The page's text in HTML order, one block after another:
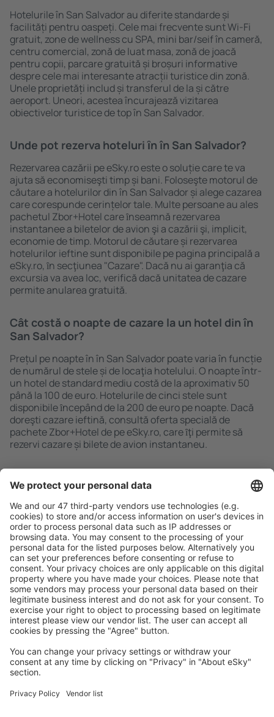
Hotelurile în San Salvador au diferite standarde și
facilități pentru oaspeți. Cele mai frecvente sunt Wi-Fi
gratuit, zone de wellness cu SPA, mini bar/seif în cameră,
centru comercial, zonă de luat masa, zonă de joacă
pentru copii, parcare gratuită și broșuri informative
despre cele mai interesante atracții turistice din zonă.
Unele proprietăți includ și transferul de la și către
aeroport. Uneori, acestea încurajează vizitarea
obiectivelor turistice de top în San Salvador.
Unde pot rezerva hoteluri ȋn în San Salvador?
Rezervarea cazării pe eSky.ro este o soluție care te va
ajuta să economiseşti timp și bani. Foloseşte motorul de
căutare a hotelurilor din în San Salvador și alege cazarea
care corespunde cerințelor tale. Multe persoane au ales
pachetul Zbor+Hotel care ȋnseamnă rezervarea
instantanee a biletelor de avion şi a cazării şi, implicit,
economie de timp. Motorul de căutare și rezervarea
hotelurilor ieftine sunt disponibile pe pagina principală a
eSky.ro, ȋn secţiunea "Cazare". Dacă nu ai garanţia că
excursia va avea loc, verifică dacă unitatea de cazare
permite anularea gratuită.
Cât costă o noapte de cazare la un hotel din în
San Salvador?
Prețul pe noapte în în San Salvador poate varia în funcție
de numărul de stele și de locaţia hotelului. O noapte într-
un hotel de standard mediu costă de la aproximativ 50
până la 100 de euro. Hotelurile de cinci stele sunt
disponibile ȋncepând de la 200 de euro pe noapte. Dacă
doreşti cazare ieftină, consultă oferta specială de
pachete Zbor+Hotel de pe eSky.ro, care ȋţi permite să
rezervi cazare și bilete de avion instantaneu.
Caută rapid şi uşor
Ofertă adaptată aşteptărilor tale.
Planifică ȋn siguranţă
Rezervare fără griji cu opțiune gratuită de anulare.
Economiseşte mai mult
Prețuri atractive și oferte speciale pentru utilizatorii
conectați.
Cazarea preferată
apartamente și altele.